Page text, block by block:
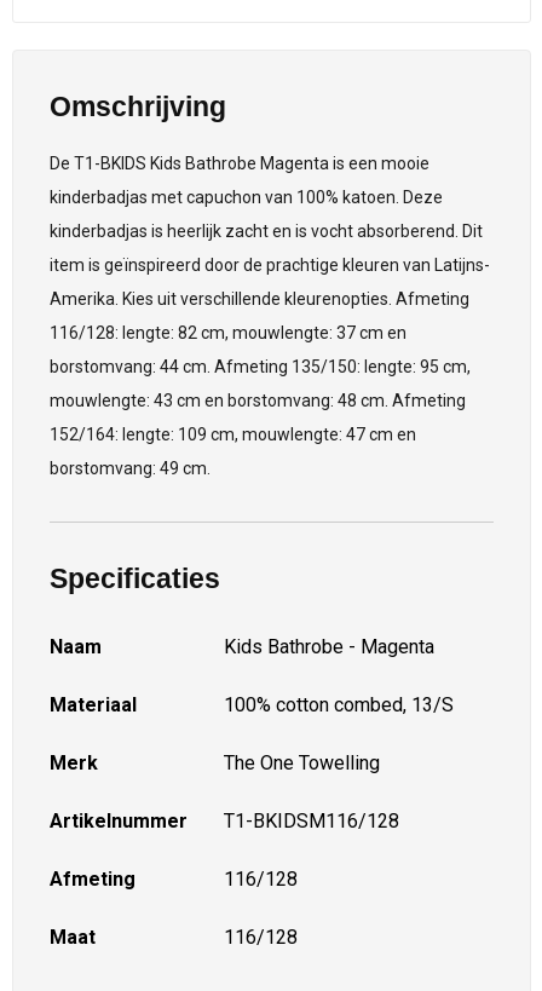
Omschrijving
De T1-BKIDS Kids Bathrobe Magenta is een mooie
kinderbadjas met capuchon van 100% katoen. Deze
kinderbadjas is heerlijk zacht en is vocht absorberend. Dit
item is geïnspireerd door de prachtige kleuren van Latijns-
Amerika. Kies uit verschillende kleurenopties. Afmeting
116/128: lengte: 82 cm, mouwlengte: 37 cm en
borstomvang: 44 cm. Afmeting 135/150: lengte: 95 cm,
mouwlengte: 43 cm en borstomvang: 48 cm. Afmeting
152/164: lengte: 109 cm, mouwlengte: 47 cm en
borstomvang: 49 cm.
Specificaties
Naam Kids Bathrobe - Magenta
Materiaal 100% cotton combed, 13/S
Merk The One Towelling
Artikelnummer T1-BKIDSM116/128
Afmeting 116/128
Maat 116/128